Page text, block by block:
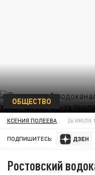
ОБЩЕСТВО
КСЕНИЯ ПОЛЕЕВА 26 ИЮЛЯ
ПОДПИШИТЕСЬ:
Ростовский